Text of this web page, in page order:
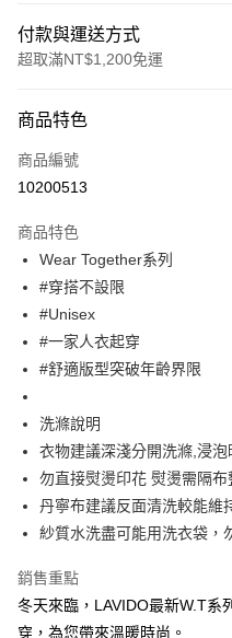
付款與運送方式
超取滿NT$1,200免運
信用卡一次付款
超商取貨付款
街口支付
悠遊付
大哥付你分期
相關說明
2.付款方式選擇「大哥付你分期」
流程，驗證手機門號後，選擇欲分
3.實際核准額度、可分期數及費用
4.訂單成立30分鐘內，如未前往確
消。如遇「轉專審核」未通過狀況
法說明評估內容。
1.分期款項不併入電信帳單，「大
醒簡訊。
2.透過簡訊連結打開帳單後，可選
ATM付款
運送方式
每筆NT$60，滿NT$1,200(含
7-11取貨付款
商品特色
商品編號
10200513
商品特色
Wear Together系列
#穿搭不設限
#Unisex
#一家人衣起穿
#舒適版型突破年齡界限
洗滌說明
衣物建議深淺分開洗滌,浸泡
勿直接熨燙印花 熨燙需隔布
丹寧布建議反面清洗較能維
紗質水洗盡可能用洗衣袋，
銷售重點
冬天來臨，LAVIDO最新W.T系
穿，為您帶來溫暖時尚。